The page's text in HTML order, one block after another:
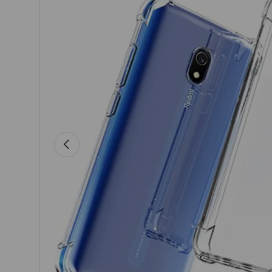
Previous